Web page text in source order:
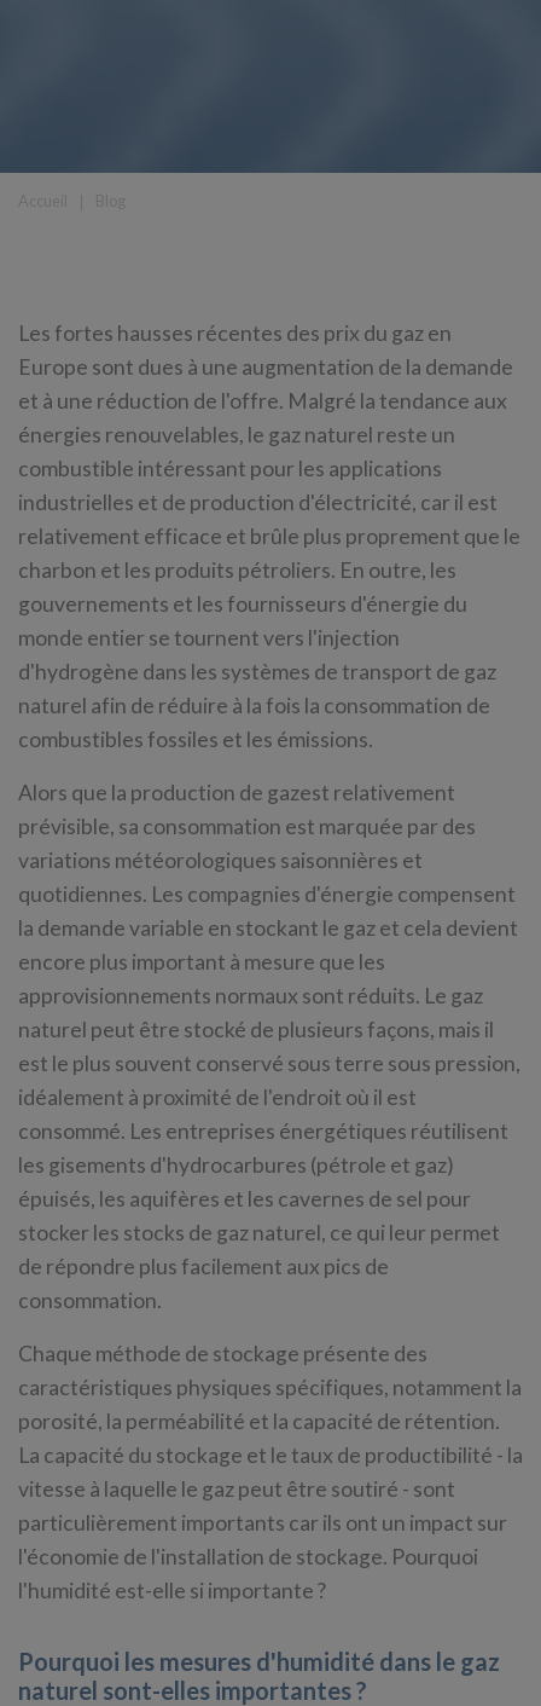
Les fortes hausses récentes des prix du gaz en
Europe sont dues à une augmentation de la demande
et à une réduction de l'offre. Malgré la tendance aux
énergies renouvelables, le gaz naturel reste un
combustible intéressant pour les applications
industrielles et de production d'électricité, car il est
relativement efficace et brûle plus proprement que le
charbon et les produits pétroliers. En outre, les
gouvernements et les fournisseurs d'énergie du
monde entier se tournent vers l'injection
d'hydrogène dans les systèmes de transport de gaz
naturel afin de réduire à la fois la consommation de
combustibles fossiles et les émissions.
Alors que la production de gazest relativement
prévisible, sa consommation est marquée par des
variations météorologiques saisonnières et
quotidiennes. Les compagnies d'énergie compensent
la demande variable en stockant le gaz et cela devient
encore plus important à mesure que les
approvisionnements normaux sont réduits. Le gaz
naturel peut être stocké de plusieurs façons, mais il
est le plus souvent conservé sous terre sous pression,
idéalement à proximité de l'endroit où il est
consommé. Les entreprises énergétiques réutilisent
les gisements d'hydrocarbures (pétrole et gaz)
épuisés, les aquifères et les cavernes de sel pour
stocker les stocks de gaz naturel, ce qui leur permet
de répondre plus facilement aux pics de
consommation.
Chaque méthode de stockage présente des
caractéristiques physiques spécifiques, notamment la
porosité, la perméabilité et la capacité de rétention.
La capacité du stockage et le taux de productibilité - la
vitesse à laquelle le gaz peut être soutiré - sont
particulièrement importants car ils ont un impact sur
l'économie de l'installation de stockage. Pourquoi
l'humidité est-elle si importante ?
Pourquoi les mesures d'humidité dans le gaz
naturel sont-elles importantes ?